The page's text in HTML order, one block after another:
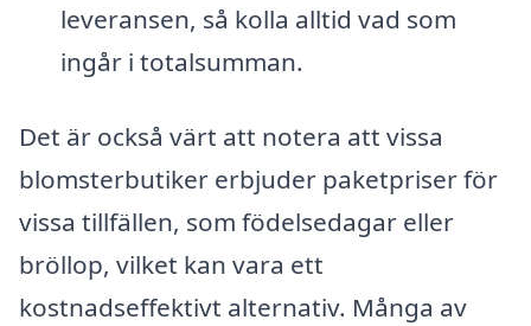
leveransen, så kolla alltid vad som
ingår i totalsumman.
Det är också värt att notera att vissa
blomsterbutiker erbjuder paketpriser för
vissa tillfällen, som födelsedagar eller
bröllop, vilket kan vara ett
kostnadseffektivt alternativ. Många av